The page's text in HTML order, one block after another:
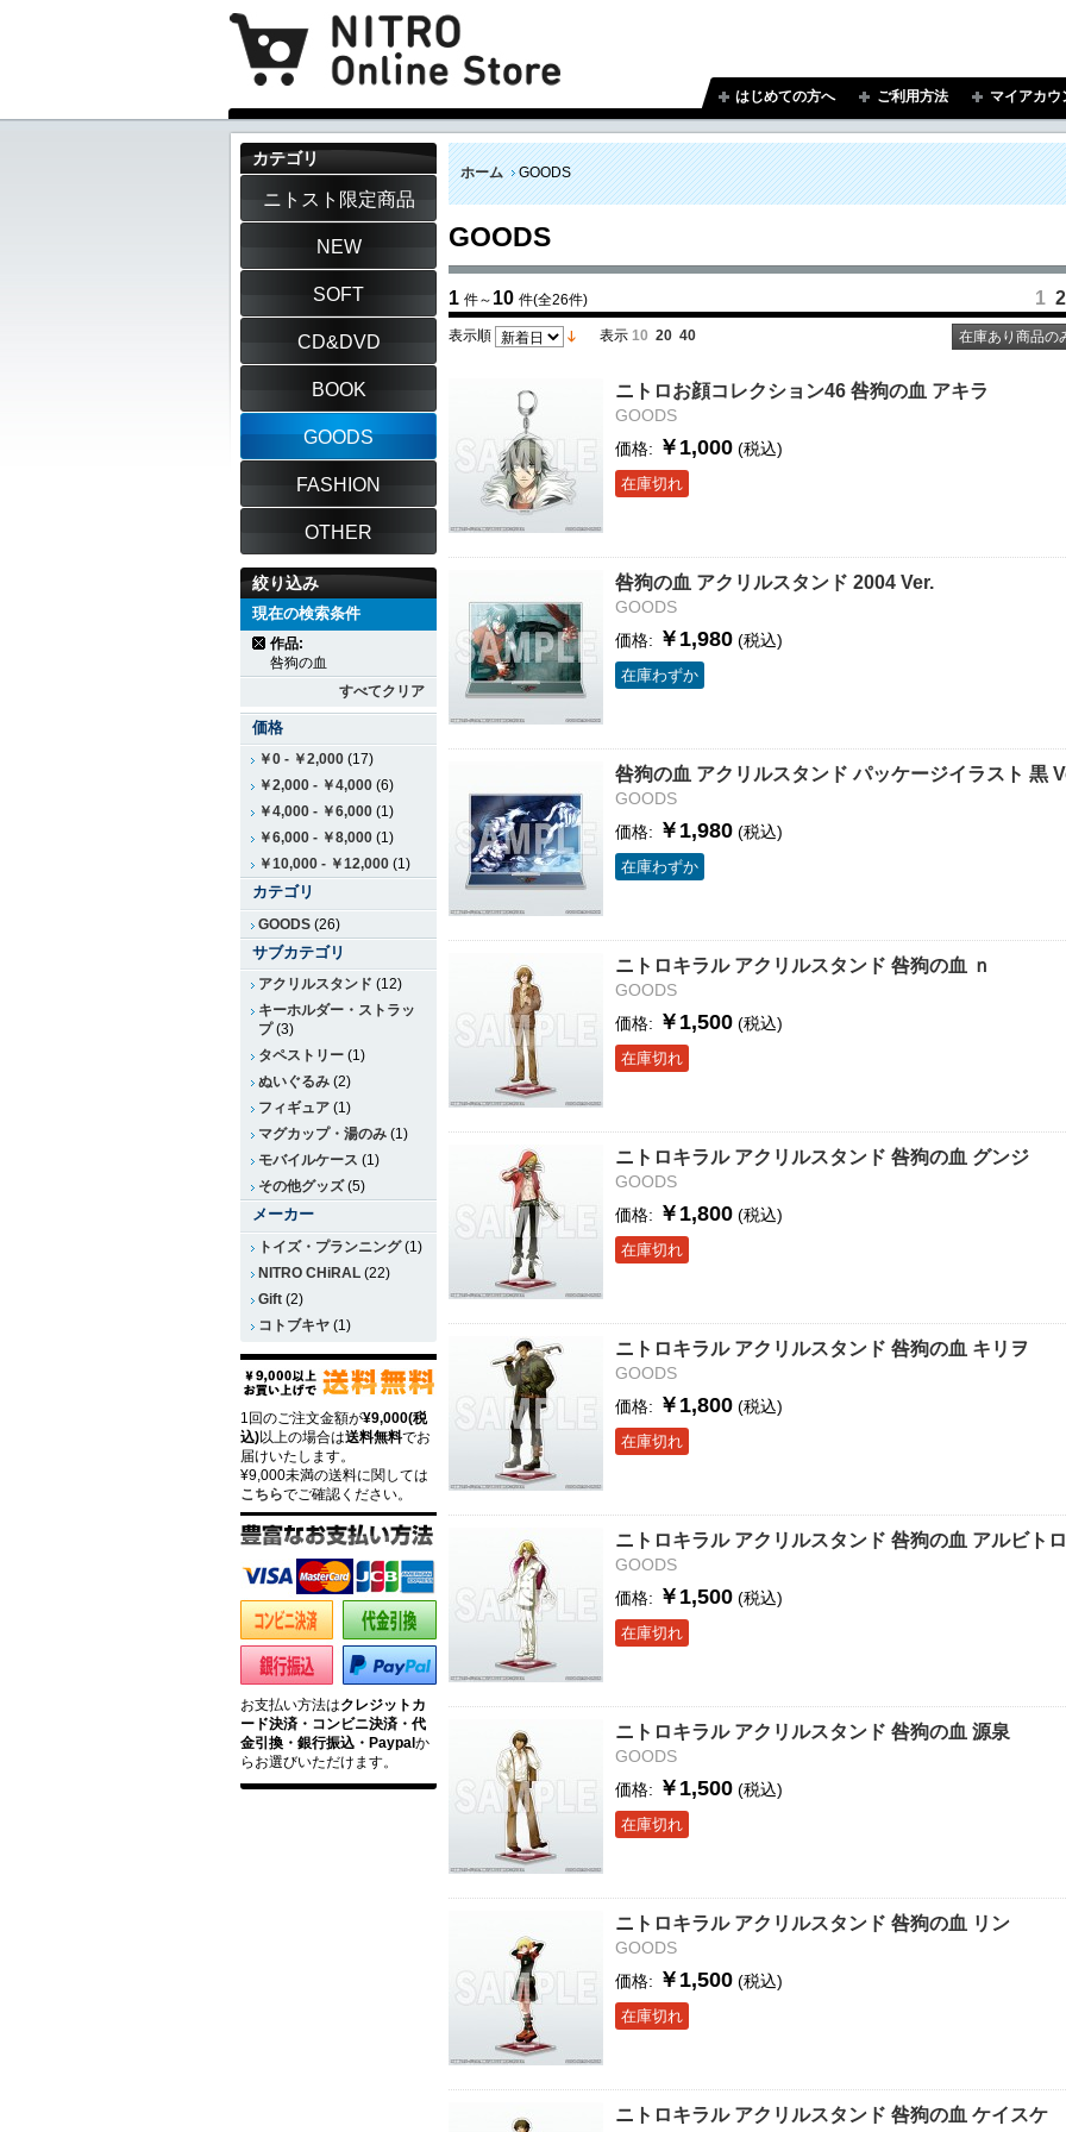
はじめての方へ ご利用方法 マイアカウ
ホーム GOODS
GOODS
1 件～ 10 件(全26件) 1 2
在庫あり商品の
表示順 表示 10 20 40
ニトロお顔コレクション46 咎狗の血 アキラ
GOODS
価格: ￥1,000 (税込)
在庫切れ
咎狗の血 アクリルスタンド 2004 Ver.
GOODS
価格: ￥1,980 (税込)
在庫わずか
咎狗の血 アクリルスタンド パッケージイラスト 黒
GOODS
価格: ￥1,980 (税込)
在庫わずか
ニトロキラル アクリルスタンド 咎狗の血 ｎ
GOODS
価格: ￥1,500 (税込)
在庫切れ
ニトロキラル アクリルスタンド 咎狗の血 グンジ
GOODS
価格: ￥1,800 (税込)
在庫切れ
ニトロキラル アクリルスタンド 咎狗の血 キリヲ
GOODS
価格: ￥1,800 (税込)
在庫切れ
ニトロキラル アクリルスタンド 咎狗の血 アルビトロ
GOODS
価格: ￥1,500 (税込)
在庫切れ
ニトロキラル アクリルスタンド 咎狗の血 源泉
GOODS
価格: ￥1,500 (税込)
在庫切れ
ニトロキラル アクリルスタンド 咎狗の血 リン
GOODS
価格: ￥1,500 (税込)
在庫切れ
ニトロキラル アクリルスタンド 咎狗の血 ケイスケ
カテゴリ
ニトスト限定商品
NEW
SOFT
CD&DVD
BOOK
GOODS
FASHION
OTHER
絞り込み
現在の検索条件
作品:
咎狗の血
すべてクリア
価格
￥0 - ￥2,000 (17)
￥2,000 - ￥4,000 (6)
￥4,000 - ￥6,000 (1)
￥6,000 - ￥8,000 (1)
￥10,000 - ￥12,000 (1)
カテゴリ
GOODS (26)
サブカテゴリ
アクリルスタンド (12)
キーホルダー・ストラッ
プ(3)
タペストリー (1)
ぬいぐるみ (2)
フィギュア (1)
マグカップ・湯のみ (1)
モバイルケース (1)
その他グッズ(5)
メーカー
トイズ・プランニング(1)
NITRO CHiRAL (22)
Gift (2)
コトブキヤ (1)
1回のご注文金額が¥9,000(税
込)以上の場合は送料無料でお
届けいたします。
¥9,000未満の送料に関しては
こちらでご確認ください。
お支払い方法はクレジットカ
ード決済・コンビニ決済・代
金引換・銀行振込・Paypalか
らお選びいただけます。